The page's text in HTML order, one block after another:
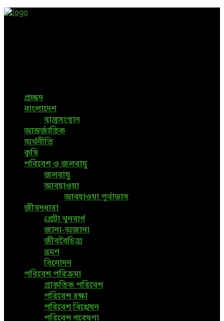
প্রচ্ছদ
বাংলাদেশ
বাস্তুসংস্থান
আন্তর্জাতিক
অর্থনীতি
কৃষি
পরিবেশ ও জলবায়ু
জলবায়ু
আবহাওয়া
আবহাওয়া পূর্বাভাস
জীবনধারা
গ্রেটা থুনবার্গ
জানা-অজানা
জীববৈচিত্র্য
ভ্রমণ
বিনোদন
পরিবেশ পরিক্রমা
প্রাকৃতিক পরিবেশ
পরিবেশ রক্ষা
পরিবেশ বিশ্লেষন
পরিবেশ গবেষণা